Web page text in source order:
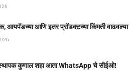
आणि इतर प्रॉडक्टच्या किंमती वाढवल्या
कुणाल शहा आता WhatsApp चे सीईओ!